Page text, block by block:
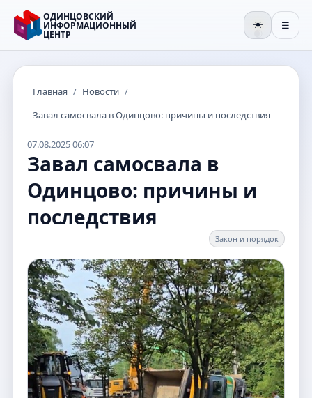
ОДИНЦОВСКИЙ
ИНФОРМАЦИОННЫЙ
ЦЕНТР
☀️ ☰
Главная / Новости /
Завал самосвала в Одинцово: причины и последствия
07.08.2025 06:07
Завал самосвала в
Одинцово: причины и
последствия
Закон и порядок